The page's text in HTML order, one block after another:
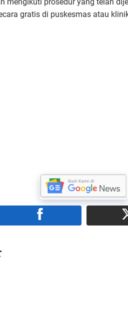
gratis di puskesmas atau